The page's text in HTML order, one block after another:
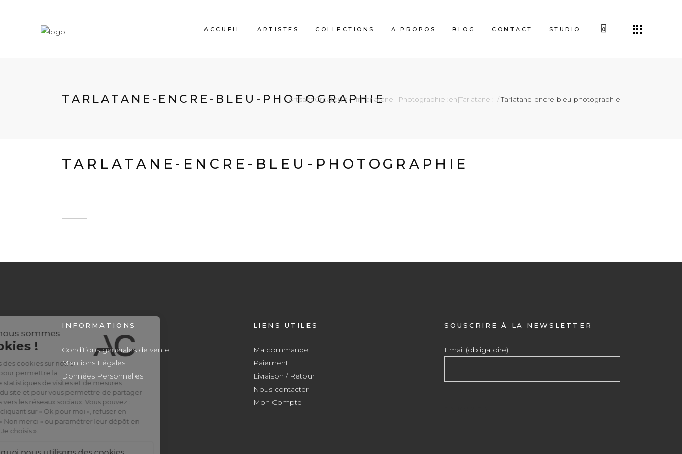
ACCUEIL ARTISTES COLLECTIONS A PROPOS BLOG CONTACT STUDIO 0
TARLATANE-ENCRE-BLEU-PHOTOGRAPHIE
Artisans Createurs/[:fr]Tarlatane - Photographie[:en]Tarlatane[:] /Tarlatane-encre-bleu-photographie
TARLATANE-ENCRE-BLEU-PHOTOGRAPHIE
INFORMATIONS
Conditions générales de vente
Mentions Légales
Données Personnelles
LIENS UTILES
Ma commande
Paiement
Livraison / Retour
Nous contacter
Mon Compte
SOUSCRIRE À LA NEWSLETTER
Email (obligatoire)